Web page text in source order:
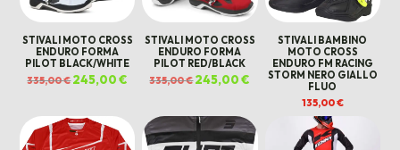
STIVALI MOTO CROSS
ENDURO FORMA
PILOT BLACK/WHITE
335,00€Il
prezzo
335,00 €.
245,00€
prezzo
245,00 €.
STIVALI MOTO CROSS
ENDURO FORMA
PILOT RED/BLACK
335,00€Il
prezzo
335,00 €.
245,00€
STIVALI BAMBINO
MOTO CROSS
ENDURO FM RACING
STORM NERO GIALLO
FLUO
135,00€